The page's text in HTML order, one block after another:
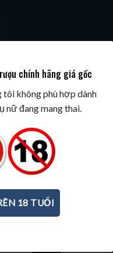
WINES BY GRAPE / PINOT NOIR
chính hãng giá gốc
không phù hợp dành
nữ đang mang thai.
18 TUỔI